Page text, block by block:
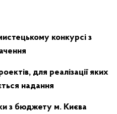
конкурсі з
для реалізації яких
надання
з бюджету м. Києва